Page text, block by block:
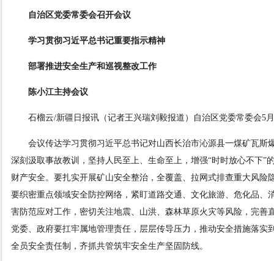
自治区党委常委会召开会议
学习贯彻习近平总书记重要指示精神
部署推进安全生产和巡视整改工作
陈小江主持会议
石榴云/新疆日报讯（记者王兴瑞刘毅报道）自治区党委常委会5
会议传达学习贯彻习近平总书记对山西长治市沁源县一煤矿瓦
深刻汲取事故教训，坚持人民至上、生命至上，增强“时时放心不下
财产安全。要扎实开展矿山安全整治，全覆盖、拉网式排查重大风
要织密重点领域安全防控网络，紧盯道路交通、文化旅游、危化品
害防范应对工作，密切关注地震、山洪、森林草原火灾等风险，完
党委、政府要扛牢属地管理责任，层层传导压力，推动安全措施落
全员安全责任制，齐抓共管筑牢安全生产坚固防线。